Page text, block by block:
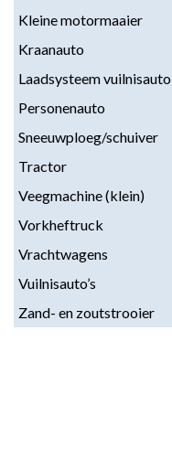
Kleine motormaaier
Kraanauto
Laadsysteem vuilnisauto
Personenauto
Sneeuwploeg/schuiver
Tractor
Veegmachine (klein)
Vorkheftruck
Vrachtwagens
Vuilnisauto’s
Zand- en zoutstrooier